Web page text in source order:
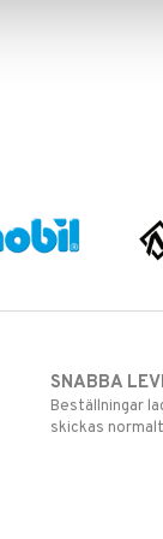
SNABBA
Beställningar
skickas